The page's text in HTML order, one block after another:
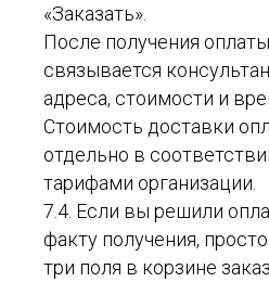
«Заказать».
После получения
связывается
адреса, стоимости и
Стоимость доставки
отдельно в
тарифами организации.
7.4. Если вы решили
факту получения,
три поля в корзине